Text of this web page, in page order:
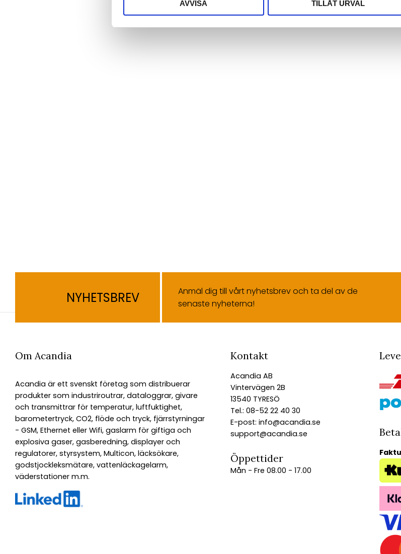
AVVISA TILLÅT URVAL
NYHETSBREV
Anmäl dig till vårt nyhetsbrev och ta del av de
senaste nyheterna!
Om Acandia
Acandia är ett svenskt företag som distribuerar
produkter som industriroutrar, dataloggrar, givare
och transmittrar för temperatur, luftfuktighet,
barometertryck, CO2, flöde och tryck, fjärrstyrningar
- GSM, Ethernet eller Wifi, gaslarm för giftiga och
explosiva gaser, gasberedning, displayer och
regulatorer, styrsystem, Multicon, läcksökare,
godstjockleksmätare, vattenläckagelarm,
väderstationer m.m.
Kontakt
Acandia AB
Vintervägen 2B
13540 TYRESÖ
Tel.: 08-52 22 40 30
E-post: info@acandia.se
support@acandia.se
Öppettider
Mån - Fre 08.00 - 17.00